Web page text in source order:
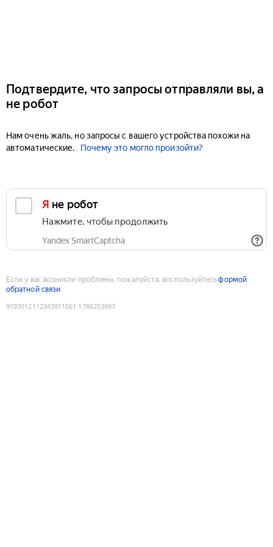
Подтвердите, что запросы отправляли вы, а
не робот
Нам очень жаль, но запросы с вашего устройства похожи на
автоматические.
Почему это могло произойти?
Я не робот
Нажмите, чтобы продолжить
Yandex SmartCaptcha
Если у вас возникли проблемы, пожалуйста, воспользуйтесьформой
обратной связи
9193012112343911561 :1786253997